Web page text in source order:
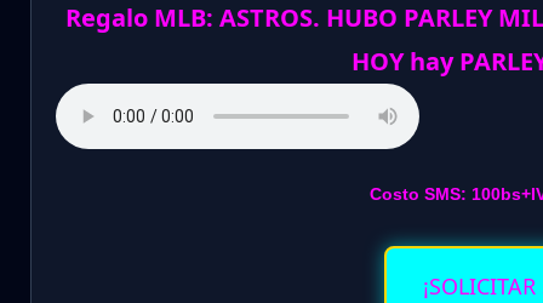
Regalo MLB: ASTROS. HUBO PARLEY
HOY hay
Costo SMS: